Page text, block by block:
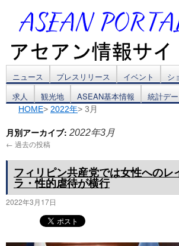
コ
ン
ン
へ
ニュース プレスリリース イベント シ
求人
観光地 ASEAN基本情報 統計デ
HOME> 2022年> 3月
月別アーカイブ: 2022年3月
← 過去の投稿
フィリピン共産党では女性へのレ
ラ・性的虐待が横行
2022年3月17日